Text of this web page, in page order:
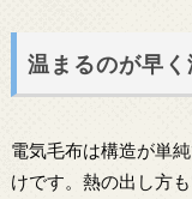
温まるのが早
電気毛布は構造が単
けです。熱の出し方